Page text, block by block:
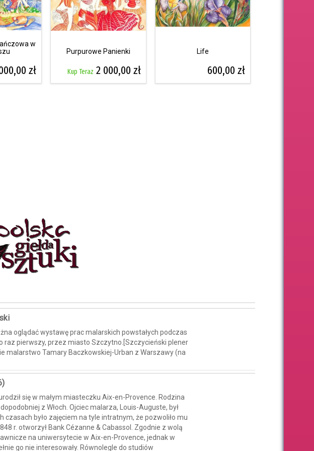
w
zł
Purpurowe Panienki
Kup Teraz 2 000,00 zł
Life
600,00 zł
oglądać wystawę prac malarskich powstałych podczas
raz pierwszy, przez miasto Szczytno.[Szczycieński plener
malarstwo Tamary Baczkowskiej-Urban z Warszawy (na
się w małym miasteczku Aix-en-Provence. Rodzina
z Włoch. Ojciec malarza, Louis-Auguste, był
czasach było zajęciem na tyle intratnym, że pozwoliło mu
r. otworzył Bank Cézanne & Cabassol. Zgodnie z wolą
na uniwersytecie w Aix-en-Provence, jednak w
go nie interesowały. Równolegle do studiów